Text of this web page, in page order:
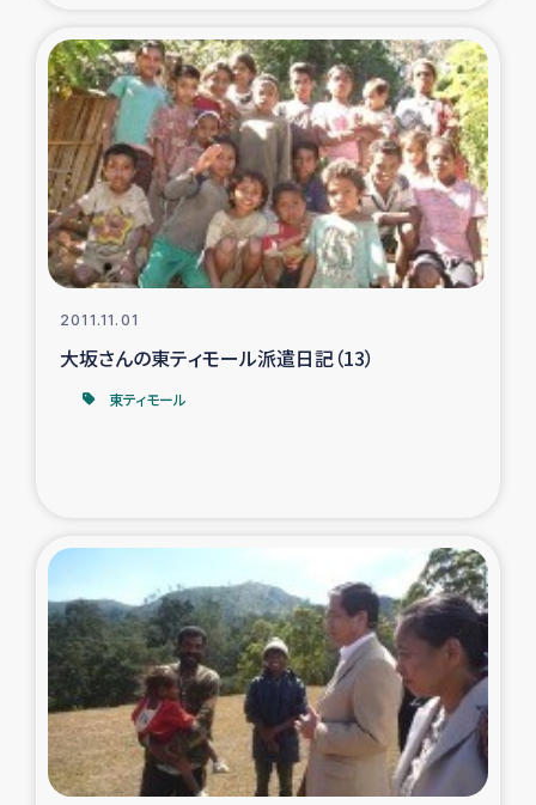
2011.11.01
大坂さんの東ティモール派遣日記（13）
東ティモール